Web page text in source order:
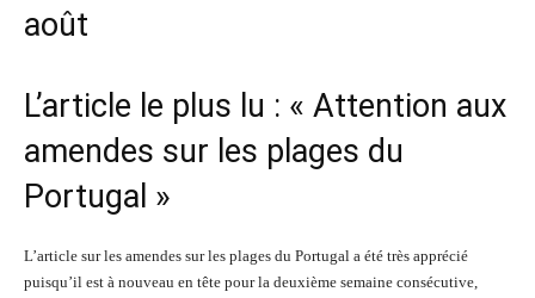
août
L’article le plus lu : « Attention aux
amendes sur les plages du
Portugal »
L’article sur les amendes sur les plages du Portugal a été très apprécié
puisqu’il est à nouveau en tête pour la deuxième semaine consécutive,